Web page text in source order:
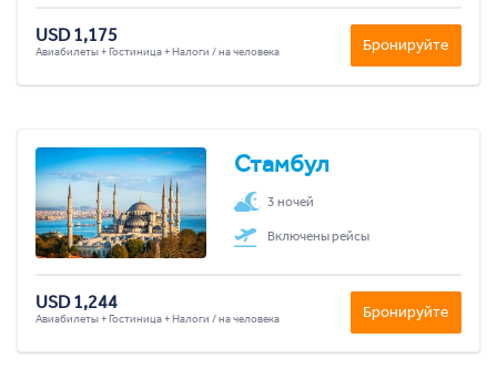
USD 1,175
Авиабилеты + Гостиница + Налоги / на человека Бронируйте
Стамбул
3 ночей
Включены рейсы
USD 1,244
Авиабилеты + Гостиница + Налоги / на человека Бронируйте